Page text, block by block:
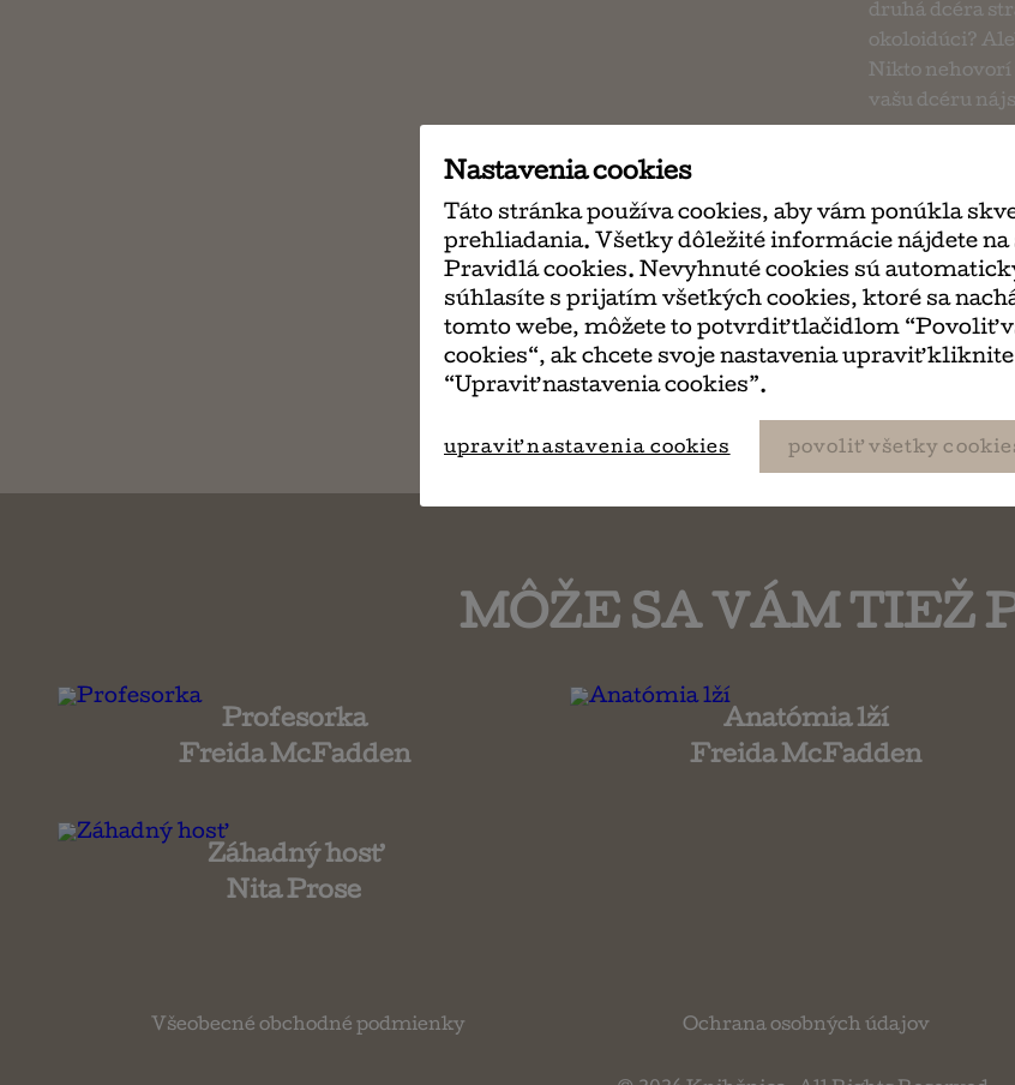
druhá dcéra
okoloidúci?
Nikto nehovorí
vašu dcéru
Kniha sa
prajete túto
pri platení si
výpožičnej
MÔŽE SA VÁM TIEŽ
Profesorka
Freida McFadden
Anatómia lží
Freida McFadden
Záhadný hosť
Nita Prose
Všeobecné obchodné podmienky Ochrana osobných údajov
Nastavenia cookies
Táto stránka používa cookies, aby vám ponúkla
prehliadania. Všetky dôležité informácie nájdete na
Pravidlá cookies. Nevyhnuté cookies sú
súhlasíte s prijatím všetkých cookies, ktoré sa
tomto webe, môžete to potvrdiť tlačidlom “Povoliť
cookies“, ak chcete svoje nastavenia upraviť
“Upraviť nastavenia cookies”.
upraviť nastavenia cookies povoliť všetky